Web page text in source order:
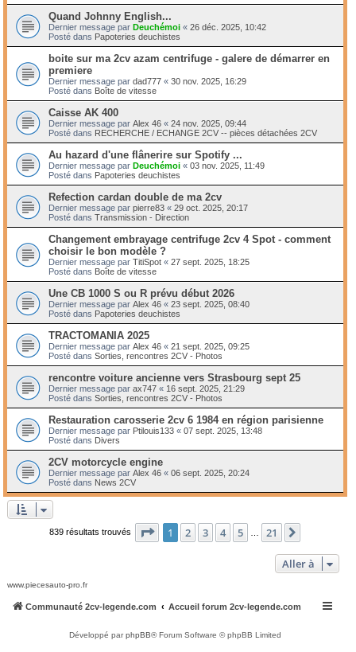
Quand Johnny English...
Dernier message par Deuchémoi « 26 déc. 2025, 10:42
Posté dans Papoteries deuchistes
boite sur ma 2cv azam centrifuge - galere de démarrer en
premiere
Dernier message par dad777 « 30 nov. 2025, 16:29
Posté dans Boîte de vitesse
Caisse AK 400
Dernier message par Alex 46 « 24 nov. 2025, 09:44
Posté dans RECHERCHE / ECHANGE 2CV -- pièces détachées 2CV
Au hazard d'une flânerire sur Spotify ...
Dernier message par Deuchémoi « 03 nov. 2025, 11:49
Posté dans Papoteries deuchistes
Refection cardan double de ma 2cv
Dernier message par pierre83 « 29 oct. 2025, 20:17
Posté dans Transmission - Direction
Changement embrayage centrifuge 2cv 4 Spot - comment
choisir le bon modèle ?
Dernier message par TitiSpot « 27 sept. 2025, 18:25
Posté dans Boîte de vitesse
Une CB 1000 S ou R prévu début 2026
Dernier message par Alex 46 « 23 sept. 2025, 08:40
Posté dans Papoteries deuchistes
TRACTOMANIA 2025
Dernier message par Alex 46 « 21 sept. 2025, 09:25
Posté dans Sorties, rencontres 2CV - Photos
rencontre voiture ancienne vers Strasbourg sept 25
Dernier message par ax747 « 16 sept. 2025, 21:29
Posté dans Sorties, rencontres 2CV - Photos
Restauration carosserie 2cv 6 1984 en région parisienne
Dernier message par Ptilouis133 « 07 sept. 2025, 13:48
Posté dans Divers
2CV motorcycle engine
Dernier message par Alex 46 « 06 sept. 2025, 20:24
Posté dans News 2CV
839 résultats trouvés Page 1sur21
1 2 3 4 5 21
Aller à
www.piecesauto-pro.fr
Communauté 2cv-legende.com Accueil forum 2cv-legende.com
Développé parphpBB® Forum Software © phpBB Limited